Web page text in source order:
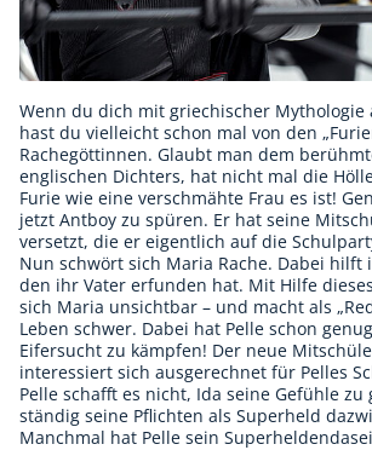
Wenn du dich mit griechischer Mythologie
hast du vielleicht schon mal von den
Rachegöttinnen. Glaubt man dem
englischen Dichters, hat nicht mal die
Furie wie eine verschmähte Frau es ist!
jetzt Antboy zu spüren. Er hat seine
versetzt, die er eigentlich auf die
Nun schwört sich Maria Rache. Dabei hilft
den ihr Vater erfunden hat. Mit Hilfe
sich Maria unsichtbar – und macht als
Leben schwer. Dabei hat Pelle schon
Eifersucht zu kämpfen! Der neue
interessiert sich ausgerechnet für Pelles
Pelle schafft es nicht, Ida seine Gefühle zu
ständig seine Pflichten als Superheld
Manchmal hat Pelle sein